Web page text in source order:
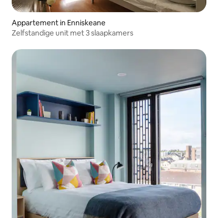
Appartement in Enniskeane
Zelfstandige unit met 3 slaapkamers